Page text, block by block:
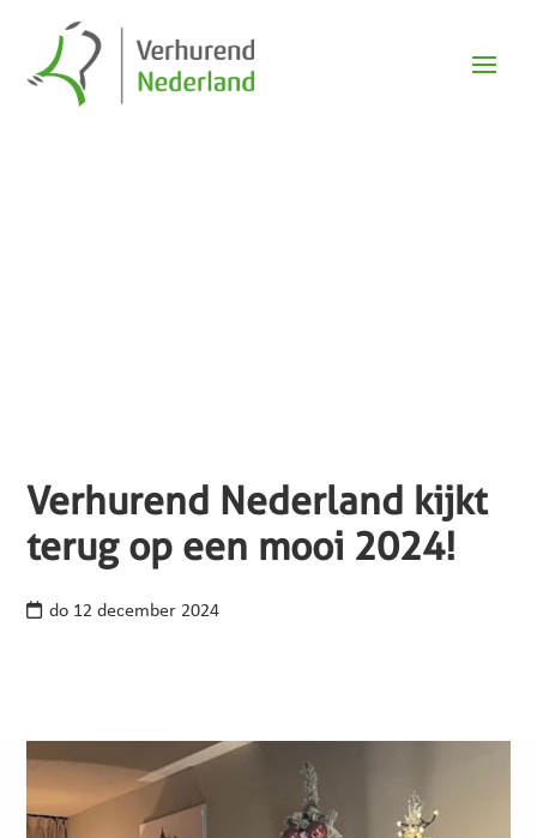
Verhurend Nederland kijkt
terug op een mooi 2024!
do 12 december 2024